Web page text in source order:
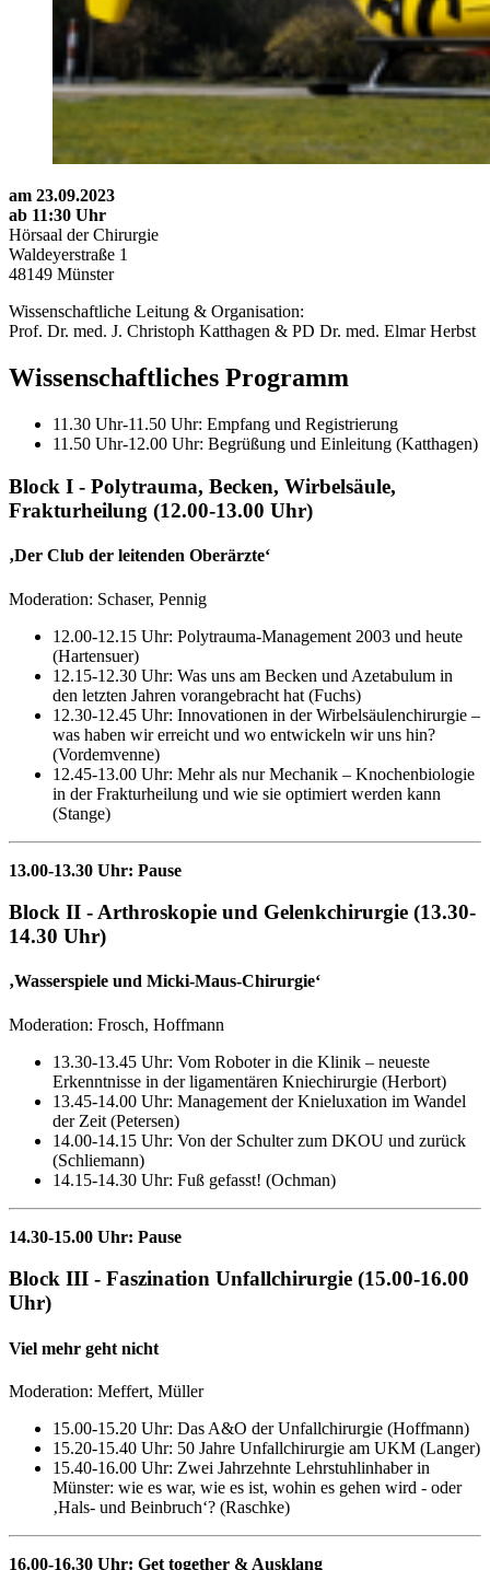
am 23.09.2023
ab 11:30 Uhr
Hörsaal der Chirurgie
Waldeyerstraße 1
48149 Münster
Wissenschaftliche Leitung & Organisation:
Prof. Dr. med. J. Christoph Katthagen & PD Dr. med. Elmar Herbst
Wissenschaftliches Programm
11.30 Uhr-11.50 Uhr: Empfang und Registrierung
11.50 Uhr-12.00 Uhr: Begrüßung und Einleitung (Katthagen)
Block I - Polytrauma, Becken, Wirbelsäule,
Frakturheilung (12.00-13.00 Uhr)
‚Der Club der leitenden Oberärzte‘
Moderation: Schaser, Pennig
12.00-12.15 Uhr: Polytrauma-Management 2003 und heute
(Hartensuer)
12.15-12.30 Uhr: Was uns am Becken und Azetabulum in
den letzten Jahren vorangebracht hat (Fuchs)
12.30-12.45 Uhr: Innovationen in der Wirbelsäulenchirurgie –
was haben wir erreicht und wo entwickeln wir uns hin?
(Vordemvenne)
12.45-13.00 Uhr: Mehr als nur Mechanik – Knochenbiologie
in der Frakturheilung und wie sie optimiert werden kann
(Stange)
13.00-13.30 Uhr: Pause
Block II - Arthroskopie und Gelenkchirurgie (13.30-
14.30 Uhr)
‚Wasserspiele und Micki-Maus-Chirurgie‘
Moderation: Frosch, Hoffmann
13.30-13.45 Uhr: Vom Roboter in die Klinik – neueste
Erkenntnisse in der ligamentären Kniechirurgie (Herbort)
13.45-14.00 Uhr: Management der Knieluxation im Wandel
der Zeit (Petersen)
14.00-14.15 Uhr: Von der Schulter zum DKOU und zurück
(Schliemann)
14.15-14.30 Uhr: Fuß gefasst! (Ochman)
14.30-15.00 Uhr: Pause
Block III - Faszination Unfallchirurgie (15.00-16.00
Uhr)
Viel mehr geht nicht
Moderation: Meffert, Müller
15.00-15.20 Uhr: Das A&O der Unfallchirurgie (Hoffmann)
15.20-15.40 Uhr: 50 Jahre Unfallchirurgie am UKM (Langer)
15.40-16.00 Uhr: Zwei Jahrzehnte Lehrstuhlinhaber in
Münster: wie es war, wie es ist, wohin es gehen wird - oder
‚Hals- und Beinbruch‘? (Raschke)
16.00-16.30 Uhr: Get together & Ausklang